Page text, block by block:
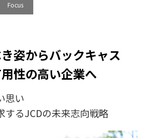
Focus
姿からバックキャス
性の高い企業へ
思い
するJCDの未来志向戦略